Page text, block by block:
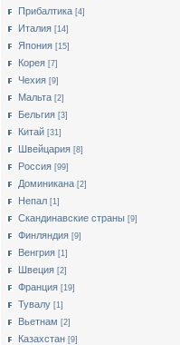
Прибалтика [4]
Италия [14]
Япония [15]
Корея [7]
Чехия [9]
Мальта [2]
Бельгия [3]
Китай [31]
Швейцария [8]
Россия [99]
Доминикана [2]
Непал [1]
Скандинавские страны [9]
Финляндия [9]
Венгрия [1]
Швеция [2]
Франция [19]
Тувалу [1]
Вьетнам [2]
Казахстан [9]